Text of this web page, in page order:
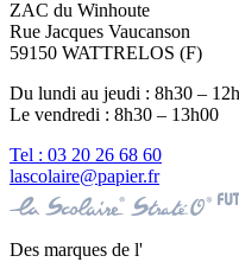
ZAC du Winhoute
Rue Jacques Vaucanson
59150 WATTRELOS (F)
Du lundi au jeudi : 8h30 –
Le vendredi : 8h30 – 13h00
Tel : 03 20 26 68 60
lascolaire@papier.fr
Des marques de l'